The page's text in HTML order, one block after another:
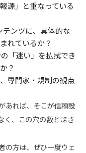
源」と重なっている
テンツに、具体的な
れているか？
「迷い」を払拭でき
？
専門家・規制の観点
あれば、そこが信頼設
く、この穴の数と深さ
の方は、ぜひ一度ウェ